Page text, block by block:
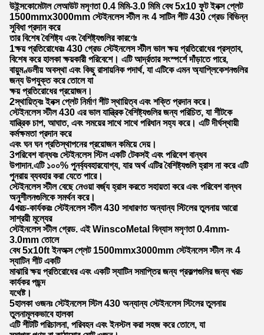
উইন্সকোমেটাল লেআউট মসৃণতা 0.4 মিমি-3.0 মিমি বেধ 5x10 ফুট ইনক্স প্লেট
1500mmx3000mm স্টেইনলেস স্টীল নং 4 সাটিন শীট 430 গ্রেড বিভিন্ন
সুবিধা প্রদান করে
তার বিশেষ বৈশিষ্ট্য এবং বৈশিষ্ট্যগুলির কারণেঃ
1ক্ষয় প্রতিরোধেরঃ 430 গ্রেড স্টেইনলেস স্টীল ভাল ক্ষয় প্রতিরোধের প্রস্তাব,
বিশেষ করে হালকা ক্ষয়কারী পরিবেশে। এটি আর্দ্রতার সংস্পর্শে দাঁড়াতে পারে,
বায়ুমণ্ডলীয় অবস্থা এবং কিছু রাসায়নিক পদার্থ, যা এটিকে এমন অ্যাপ্লিকেশনগুলির
জন্য উপযুক্ত করে তোলে যা
ক্ষয় প্রতিরোধের প্রয়োজন।
2স্থায়িত্বঃ ইনক্স প্লেট নির্মাণ শীট স্থায়িত্ব এবং শক্তি প্রদান করে।
স্টেইনলেস স্টীল 430 এর ভাল যান্ত্রিক বৈশিষ্ট্যগুলির জন্য পরিচিত, যা শীটকে
যান্ত্রিক চাপ, আঘাত, এবং সময়ের সাথে সাথে পরিধান সহ্য করে। এটি দীর্ঘস্থায়ী
কর্মক্ষমতা প্রদান করে
এবং ঘন ঘন প্রতিস্থাপনের প্রয়োজন কমিয়ে দেয়।
3পরিবেশ বান্ধবঃ স্টেইনলেস স্টিল একটি টেকসই এবং পরিবেশ বান্ধব
উপাদান.এটি ১০০% পুনর্ব্যবহারযোগ্য, যার অর্থ এটির বৈশিষ্ট্যগুলি হ্রাস না করে এটি
পুনরায় ব্যবহার করা যেতে পারে।
স্টেইনলেস স্টীল বেছে নেওয়া বর্জ্য হ্রাস করতে সহায়তা করে এবং পরিবেশ বান্ধব
অনুশীলনগুলিকে সমর্থন করে।
4খরচ-কার্যকরঃ স্টেইনলেস স্টীল 430 সাধারণত অন্যান্য স্টিলের তুলনায় আরো
সাশ্রয়ী মূল্যের
স্টেইনলেস স্টীল গ্রেড. এই WinscoMetal বিন্যাস মসৃণতা 0.4mm-
3.0mm তোলে
বেধ 5x10ft ইনঅক্স প্লেট 1500mmx3000mm স্টেইনলেস স্টীল নং 4
স্যাটিন শীট একটি
মাঝারি ক্ষয় প্রতিরোধের এবং একটি স্যাটিন সমাপ্তির জন্য প্রকল্পগুলির জন্য খরচ
কার্যকর পছন্দ
যথেষ্ট।
5হালকা ওজনঃ স্টেইনলেস স্টিল 430 অন্যান্য স্টেইনলেস স্টিলের তুলনায়
তুলনামূলকভাবে হালকা
এটি শীটটি পরিচালনা, পরিবহন এবং ইনস্টল করা সহজ করে তোলে, যা